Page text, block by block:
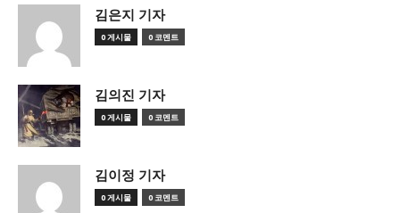
김은지 기자
0 게시물 0 코멘트
김의진 기자
0 게시물 0 코멘트
김이정 기자
0 게시물 0 코멘트